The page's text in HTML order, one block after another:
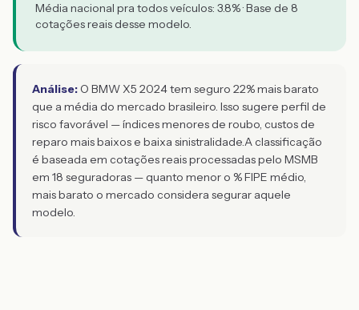
Média nacional pra todos veículos: 3.8% · Base de 8
cotações reais desse modelo.
Análise: O BMW X5 2024 tem seguro 22% mais barato
que a média do mercado brasileiro. Isso sugere perfil de
risco favorável — índices menores de roubo, custos de
reparo mais baixos e baixa sinistralidade.A classificação
é baseada em cotações reais processadas pelo MSMB
em 18 seguradoras — quanto menor o % FIPE médio,
mais barato o mercado considera segurar aquele
modelo.